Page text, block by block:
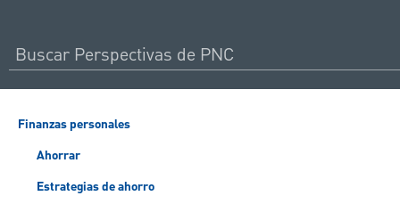
Finanzas personales
Ahorrar
Estrategias de ahorro